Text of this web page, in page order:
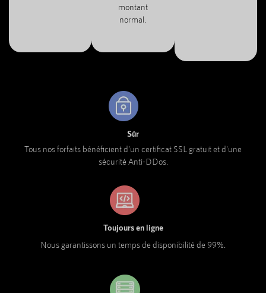
montant
normal.
Sûr
Tous nos forfaits bénéficient d'un certificat SSL gratuit et d'une
sécurité Anti-DDos.
Toujours en ligne
Nous garantissons un temps de disponibilité de 99%.